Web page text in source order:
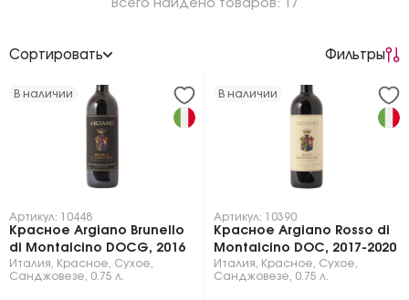
Всего найдено товаров: 17
Сортировать Фильтры
В наличии
Артикул: 10448
Красное Argiano Brunello
di Montalcino DOCG, 2016
Италия Красное Сухое
Санджовезе
0.75 л.
В наличии
Артикул: 10390
Красное Argiano Rosso di
Montalcino DOC, 2017-2020
Италия Красное Сухое
Санджовезе
0.75 л.